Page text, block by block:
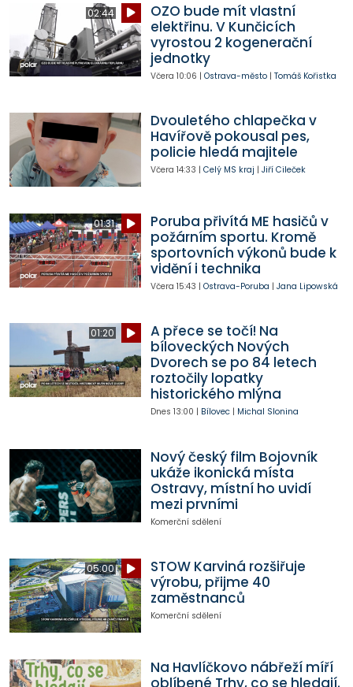
02:44
OZO bude mít vlastní
elektřinu. V Kunčicích
vyrostou 2 kogenerační
jednotky
Včera 10:06 | Ostrava-město| Tomáš Kořistka
Dvouletého chlapečka v
Havířově pokousal pes,
policie hledá majitele
Včera 14:33 | Celý MS kraj | Jiří Cileček
01:31
Poruba přivítá ME hasičů v
požárním sportu. Kromě
sportovních výkonů bude k
vidění i technika
Včera 15:43 | Ostrava-Poruba | Jana Lipowská
01:20
A přece se točí! Na
bíloveckých Nových
Dvorech se po 84 letech
roztočily lopatky
historického mlýna
Dnes 13:00 | Bílovec| Michal Slonina
Nový český film Bojovník
ukáže ikonická místa
Ostravy, místní ho uvidí
mezi prvními
Komerční sdělení
05:00
STOW Karviná rozšiřuje
výrobu, přijme 40
zaměstnanců
Komerční sdělení
Na Havlíčkovo nábřeží míří
oblíbené Trhy, co se hledají.